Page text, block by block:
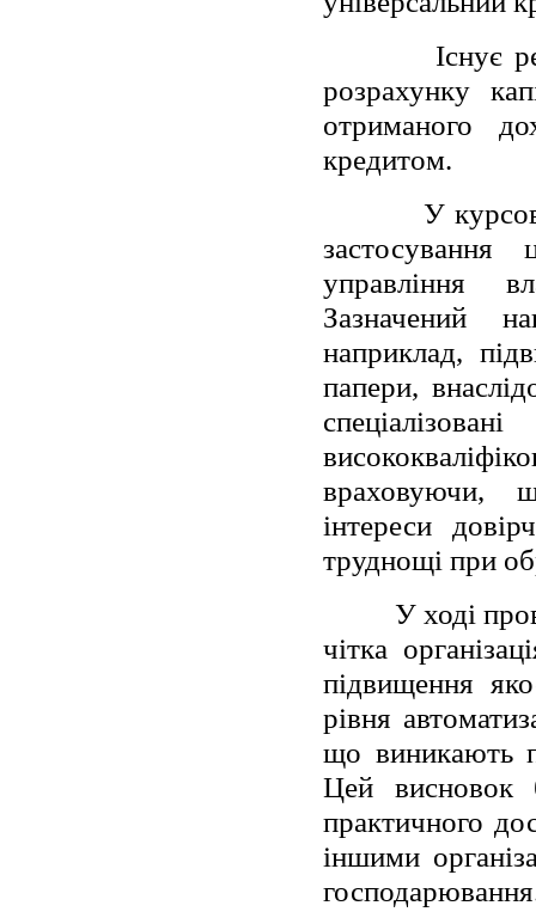
Існує
розрахунку
отриманого
кредитом.
У
управління
Зазначений
наприклад,
папери,
враховуючи,
інтереси
труднощі при
У ході
чітка
підвищення
рівня
що виникають
Цей висновок
практичного
іншими